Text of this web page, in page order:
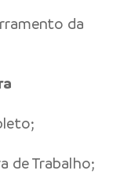
da
de Trabalho;